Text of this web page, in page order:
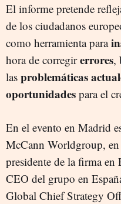
El informe pretende
de los ciudadanos
como herramienta para
hora de corregirerrores,
las problemáticas
oportunidades para el
En el evento en Madrid
McCann Worldgroup, en
presidente de la firma en
CEO del grupo en
Global Chief Strategy